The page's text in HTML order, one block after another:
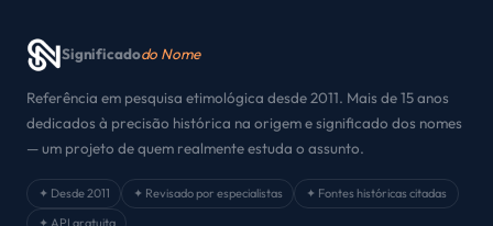
Significadodo Nome
Referência em pesquisa etimológica desde 2011. Mais de 15 anos
dedicados à precisão histórica na origem e significado dos nomes
— um projeto de quem realmente estuda o assunto.
✦ Desde 2011 ✦ Revisado por especialistas
✦ Fontes históricas citadas